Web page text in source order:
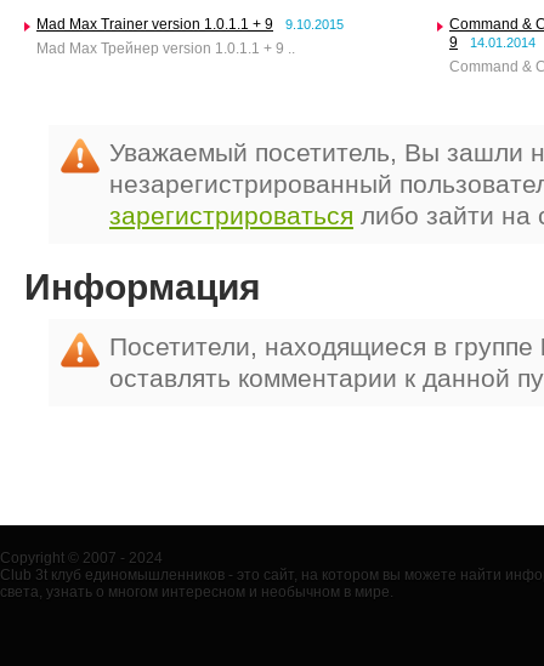
Mad Max Trainer version 1.0.1.1 + 9 9.10.2015
Mad Max Трейнер version 1.0.1.1 + 9 ..
Command &
9
14.01.2014
Command &
Уважаемый посетитель, Вы зашли
незарегистрированный
зарегистрироваться либо зайти на
Информация
Посетители, находящиеся в группе
оставлять комментарии к данной
Copyright © 2007 - 2024
Club 3t клуб единомышленников - это сайт, на котором вы можете найти
света, узнать о многом интересном и необычном в мире.